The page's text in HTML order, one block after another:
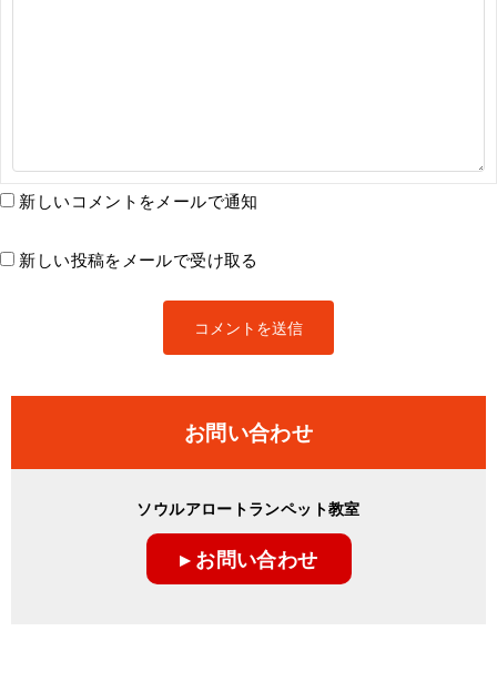
新しいコメントをメールで通知
新しい投稿をメールで受け取る
お問い合わせ
ソウルアロートランペット教室
▸ お問い合わせ